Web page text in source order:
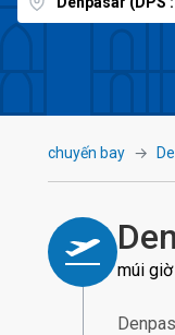
chuyến bay
múi